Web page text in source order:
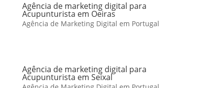
Agência de marketing digital para
Acupunturista em Oeiras
Agência de Marketing Digital em Portugal
Agência de marketing digital para
Acupunturista em Seixal